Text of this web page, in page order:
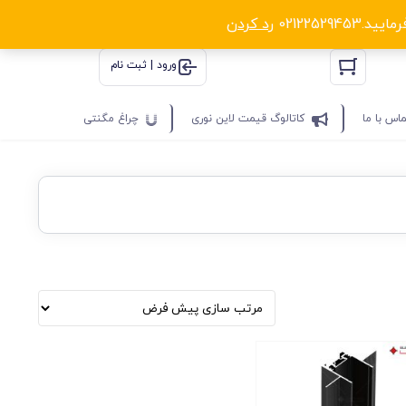
رد کردن
ورود | ثبت نام
با ما کاتالوگ قیمت لاین نوری چراغ مگنتی